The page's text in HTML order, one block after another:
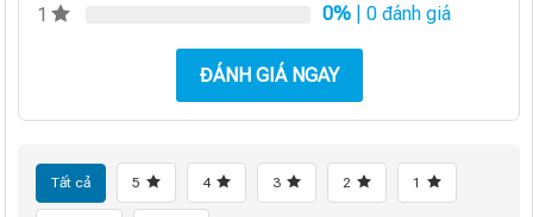
1
0% | 0 đánh giá
ĐÁNH GIÁ NGAY
Tất cả 5 4 3 2 1